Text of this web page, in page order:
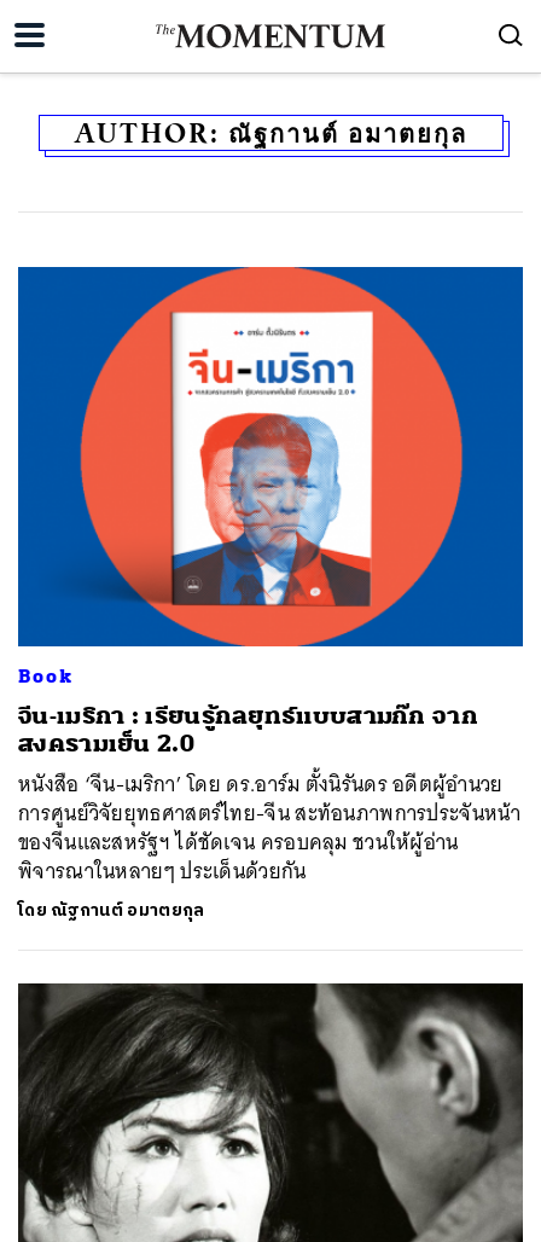
AUTHOR: ณัฐกานต์ อมาตยกุล
Book
จีน-เมริกา : เรียนรู้กลยุทธ์แบบสามก๊ก จาก
สงครามเย็น 2.0
หนังสือ ‘จีน-เมริกา’ โดย ดร.อาร์ม ตั้งนิรันดร อดีตผู้อำนวย
การศูนย์วิจัยยุทธศาสตร์ไทย-จีน สะท้อนภาพการประจันหน้า
ของจีนและสหรัฐฯ ได้ชัดเจน ครอบคลุม ชวนให้ผู้อ่าน
พิจารณาในหลายๆ ประเด็นด้วยกัน
โดย ณัฐกานต์ อมาตยกุล